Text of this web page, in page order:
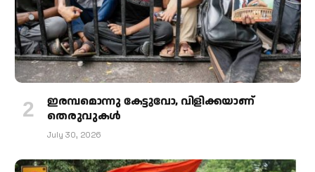
ഇരമ്പമൊന്നു കേട്ടുവോ, വിളിക്കയാണ്
തെരുവുകള്‍
July 30, 2026